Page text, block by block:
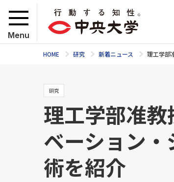
Menu
HOME 研究 新着ニュース 理工学部
研究
理工学部准
ベーション
術を紹介